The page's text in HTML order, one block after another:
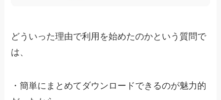
どういった理由で利用を始めたのかという質問で
は、
・簡単にまとめてダウンロードできるのが魅力的